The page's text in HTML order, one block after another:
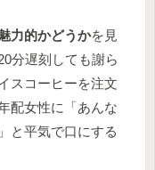
力的かどうかを見
分遅刻しても謝ら
スコーヒーを注文
配女性に「あんな
と平気で口にする